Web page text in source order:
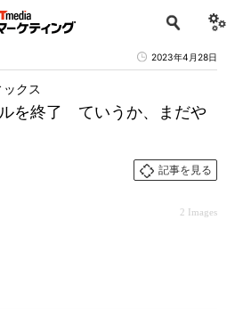
2023年4月28日
を終了 ていうか、まだや
クス
記事を見る
2 Images